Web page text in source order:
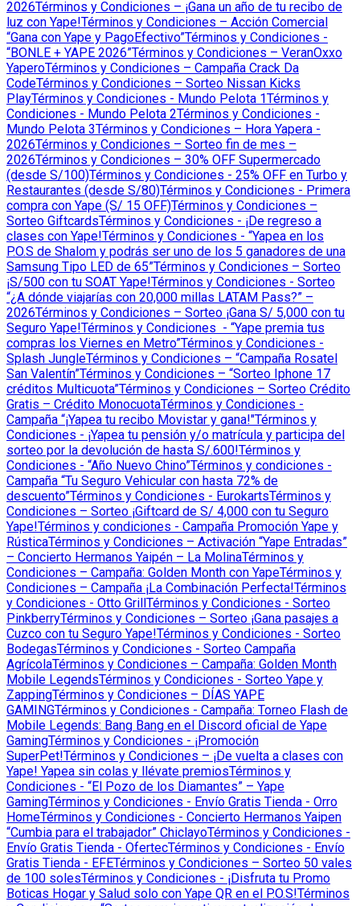
2026Términos y Condiciones – ¡Gana un año de tu recibo de
luz con Yape!Términos y Condiciones – Acción Comercial
“Gana con Yape y PagoEfectivo”Términos y Condiciones -
“BONLE + YAPE 2026”Términos y Condiciones – VeranOxxo
YaperoTérminos y Condiciones – Campaña Crack Da
CodeTérminos y Condiciones – Sorteo Nissan Kicks
PlayTérminos y Condiciones - Mundo Pelota 1Términos y
Condiciones - Mundo Pelota 2Términos y Condiciones -
Mundo Pelota 3Términos y Condiciones – Hora Yapera -
2026Términos y Condiciones – Sorteo fin de mes –
2026Términos y Condiciones – 30% OFF Supermercado
(desde S/100)Términos y Condiciones - 25% OFF en Turbo y
Restaurantes (desde S/80)Términos y Condiciones - Primera
compra con Yape (S/ 15 OFF)Términos y Condiciones –
Sorteo GiftcardsTérminos y Condiciones - ¡De regreso a
clases con Yape!Términos y Condiciones - “Yapea en los
P.O.S de Shalom y podrás ser uno de los 5 ganadores de una
Samsung Tipo LED de 65”Términos y Condiciones – Sorteo
¡S/500 con tu SOAT Yape!Términos y Condiciones - Sorteo
“¿A dónde viajarías con 20,000 millas LATAM Pass?” –
2026Términos y Condiciones – Sorteo ¡Gana S/ 5,000 con tu
Seguro Yape!Términos y Condiciones - “Yape premia tus
compras los Viernes en Metro”Términos y Condiciones -
Splash JungleTérminos y Condiciones – “Campaña Rosatel
San Valentín”Términos y Condiciones – “Sorteo Iphone 17
créditos Multicuota”Términos y Condiciones – Sorteo Crédito
Gratis – Crédito MonocuotaTérminos y Condiciones -
Campaña “¡Yapea tu recibo Movistar y gana!"Términos y
Condiciones - ¡Yapea tu pensión y/o matrícula y participa del
sorteo por la devolución de hasta S/.600!Términos y
Condiciones - “Año Nuevo Chino”Términos y condiciones -
Campaña “Tu Seguro Vehicular con hasta 72% de
descuento”Términos y Condiciones - EurokartsTérminos y
Condiciones – Sorteo ¡Giftcard de S/ 4,000 con tu Seguro
Yape!Términos y condiciones - Campaña Promoción Yape y
RústicaTérminos y Condiciones – Activación “Yape Entradas”
– Concierto Hermanos Yaipén – La MolinaTérminos y
Condiciones – Campaña: Golden Month con YapeTérminos y
Condiciones – Campaña ¡La Combinación Perfecta!Términos
y Condiciones - Otto GrillTérminos y Condiciones - Sorteo
PinkberryTérminos y Condiciones – Sorteo ¡Gana pasajes a
Cuzco con tu Seguro Yape!Términos y Condiciones - Sorteo
BodegasTérminos y Condiciones - Sorteo Campaña
AgrícolaTérminos y Condiciones – Campaña: Golden Month
Mobile LegendsTérminos y Condiciones - Sorteo Yape y
ZappingTérminos y Condiciones – DÍAS YAPE
GAMINGTérminos y Condiciones - Campaña: Torneo Flash de
Mobile Legends: Bang Bang en el Discord oficial de Yape
GamingTérminos y Condiciones - ¡Promoción
SuperPet!Términos y Condiciones – ¡De vuelta a clases con
Yape! Yapea sin colas y llévate premiosTérminos y
Condiciones - “El Pozo de los Diamantes” – Yape
GamingTérminos y Condiciones - Envío Gratis Tienda - Orro
HomeTérminos y Condiciones - Concierto Hermanos Yaipen
“Cumbia para el trabajador” ChiclayoTérminos y Condiciones -
Envío Gratis Tienda - OfertecTérminos y Condiciones - Envío
Gratis Tienda - EFETérminos y Condiciones – Sorteo 50 vales
de 100 solesTérminos y Condiciones - ¡Disfruta tu Promo
Boticas Hogar y Salud solo con Yape QR en el P.O.S!Términos